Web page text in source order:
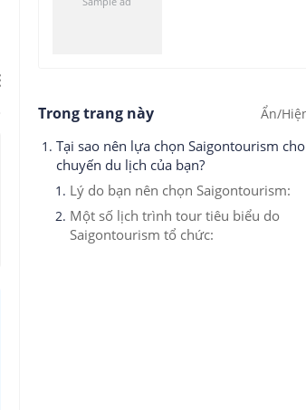
Trong trang này
Tại sao nên lựa chọn Saigontourism cho
chuyến du lịch của bạn?
Lý do bạn nên chọn Saigontourism:
Một số lịch trình tour tiêu biểu do
Saigontourism tổ chức: